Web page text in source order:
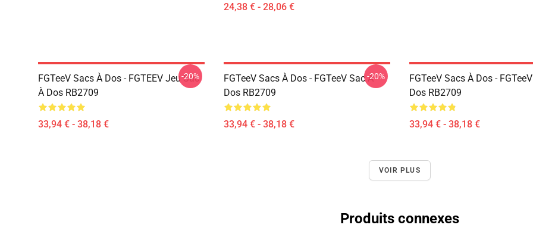
24,38 € - 28,06 €
FGTeeV Sacs À Dos - FGTEEV Jeu Sac
À Dos RB2709
33,94 € - 38,18 €
-20%
FGTeeV Sacs À Dos - FGTeeV Sac À
Dos RB2709
33,94 € - 38,18 €
-20%
FGTeeV Sacs À Dos -
Dos RB2709
33,94 € - 38,18 €
VOIR PLUS
Produits connexes